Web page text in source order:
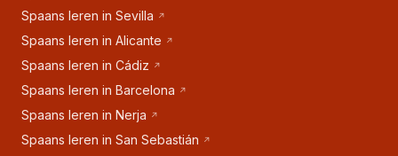
Spaans leren in Sevilla
Spaans leren in Alicante
Spaans leren in Cádiz
Spaans leren in Barcelona
Spaans leren in Nerja
Spaans leren in San Sebastián